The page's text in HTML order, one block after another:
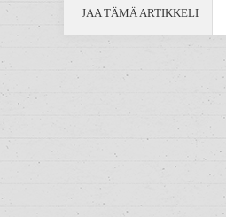
JAA TÄMÄ ARTIKKELI